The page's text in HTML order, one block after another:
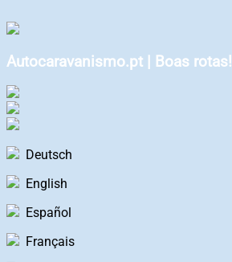
Autocaravanismo.pt | Boas rotas!
Deutsch
English
Español
Français